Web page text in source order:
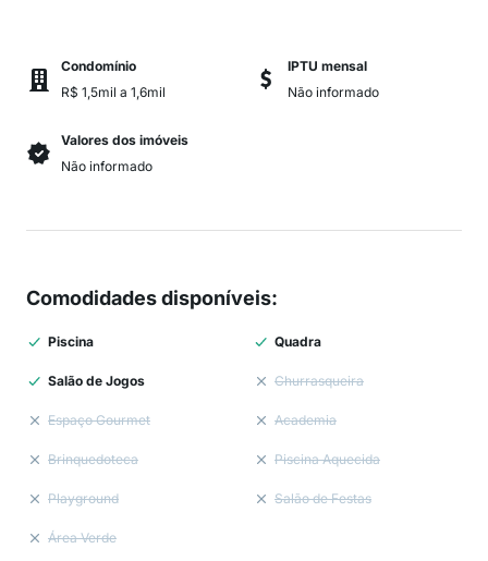
Condomínio
R$ 1,5mil a 1,6mil
IPTU mensal
Não informado
Valores dos imóveis
Não informado
Comodidades disponíveis:
Piscina Quadra
Salão de Jogos Churrasqueira
Espaço Gourmet Academia
Brinquedoteca Piscina Aquecida
Playground Salão de Festas
Área Verde